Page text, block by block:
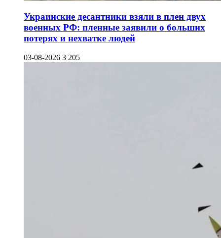
Украинские десантники взяли в плен двух
военных РФ: пленные заявили о больших
потерях и нехватке людей
03-08-2026 3 205